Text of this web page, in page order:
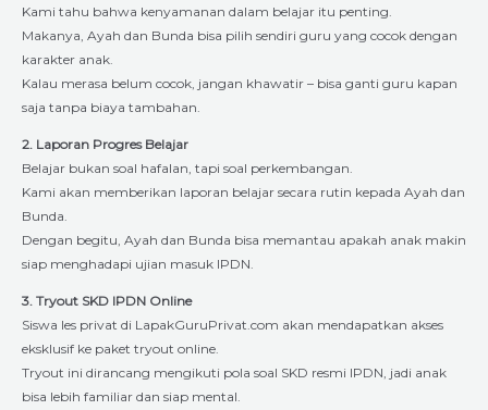
Kami tahu bahwa kenyamanan dalam belajar itu penting.
Makanya, Ayah dan Bunda bisa pilih sendiri guru yang cocok dengan
karakter anak.
Kalau merasa belum cocok, jangan khawatir – bisa ganti guru kapan
saja tanpa biaya tambahan.
2. Laporan Progres Belajar
Belajar bukan soal hafalan, tapi soal perkembangan.
Kami akan memberikan laporan belajar secara rutin kepada Ayah dan
Bunda.
Dengan begitu, Ayah dan Bunda bisa memantau apakah anak makin
siap menghadapi ujian masuk IPDN.
3. Tryout SKD IPDN Online
Siswa les privat di LapakGuruPrivat.com akan mendapatkan akses
eksklusif ke paket tryout online.
Tryout ini dirancang mengikuti pola soal SKD resmi IPDN, jadi anak
bisa lebih familiar dan siap mental.